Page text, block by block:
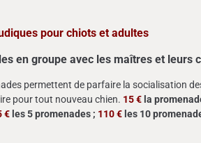
pour chiots et adultes
en groupe avec les maîtres et leurs
permettent de parfaire la socialisation
pour tout nouveau chien. 15 € la
€ les 5 promenades ; 110 € les 10